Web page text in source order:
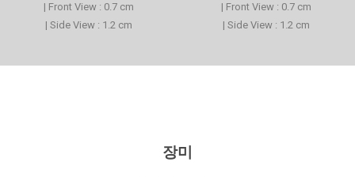
| Front View : 0.7 cm
| Side View : 1.2 cm
| Front View : 0.7 cm
| Side View : 1.2 cm
장미